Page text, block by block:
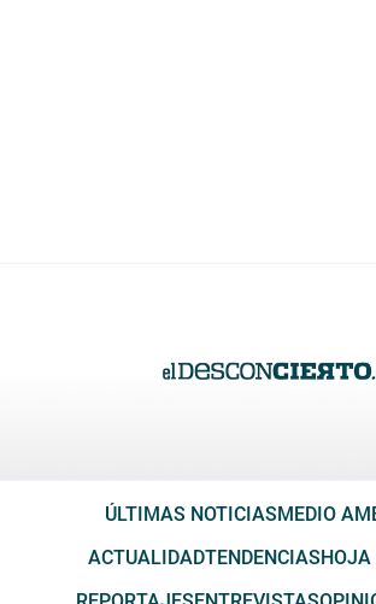
ÚLTIMAS NOTICIASMEDIO
ACTUALIDADTENDENCIASHOJA